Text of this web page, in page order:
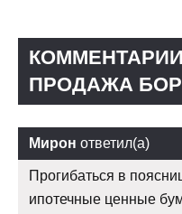
ПРОДАЖА
Мирон ответил(а)
Прогибаться в
ипотечные ценные